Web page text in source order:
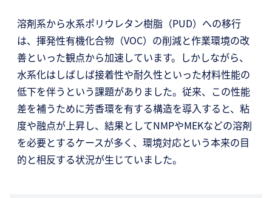
溶剤系から水系ポリウレタン樹脂（PUD）への移行
は、揮発性有機化合物（VOC）の削減と作業環境の改
善といった観点から加速しています。しかしながら、
水系化はしばしば接着性や耐久性といった材料性能の
低下を伴うという課題がありました。従来、この性能
差を補うために芳香環を有する構造を導入すると、粘
度や融点が上昇し、結果としてNMPやMEKなどの溶剤
を必要とするケースが多く、環境対応という本来の目
的と相反する状況が生じていました。